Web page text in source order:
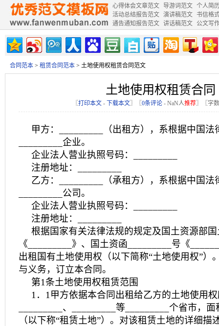
心得体会文章范文 导游词范文 个人简
活动总结报告范文 演讲稿范文 书信格
通告通知报告范文 讲话稿范文 公文写
合同范本 > 租赁合同范本 > 土地使用权租赁合同范文
土地使用权租赁合同
〖打印本文 - 下载本文〗〖0条评论 - NaN人推荐〗〖字
甲方：_________（出租方），系根据中国
_________企业。
企业法人营业执照号码：_________
注册地址：_________
乙方：_________（承租方），系根据中国
_________公司。
企业法人营业执照号码：_________
注册地址：_________
根据国家有关法律法规的规定及国土资源部国
《_________》、国土资函_________号《
出租国有土地使用权（以下简称“土地使用权”）
与义务，订立本合同。
第1条土地使用权租赁范围
1．1甲方依据本合同出租给乙方的土地使用
_________、_________等_________个省市，
（以下称“租赁土地”）。对该租赁土地的详细描